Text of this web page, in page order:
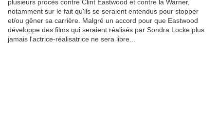
plusieurs procès contre Clint Eastwood et contre la Warner,
notamment sur le fait qu'ils se seraient entendus pour stopper
et/ou gêner sa carrière. Malgré un accord pour que Eastwood
développe des films qui seraient réalisés par Sondra Locke plus
jamais l'actrice-réalisatrice ne sera libre...